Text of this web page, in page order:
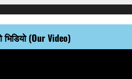
भिडियो (Our Video)